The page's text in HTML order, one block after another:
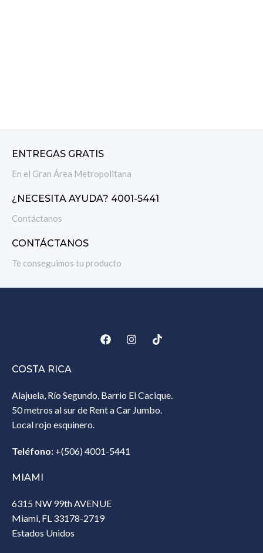
ENTREGAS GRATIS
En el Gran Área Metropolitana
¿NECESITA AYUDA? 4001-5441
Contáctanos
CONTÁCTANOS
Te conseguimos tu producto
COSTA RICA
Alajuela, Río Segundo, Barrio El Cacique.
50 metros al sur de Rent a Car Jumbo.
Local rojo esquinero.
Teléfono: +(506) 4001-5441
MIAMI
6315 NW 99th AVENUE
Miami, FL 33178-2719
Estados Unidos‎